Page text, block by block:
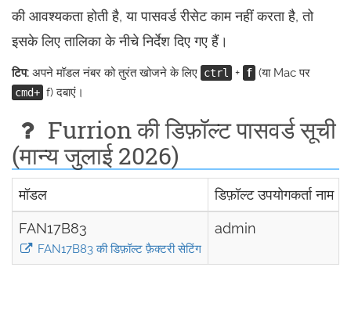
की आवश्यकता होती है, या पासवर्ड रीसेट काम नहीं करता है, तो
इसके लिए तालिका के नीचे निर्देश दिए गए हैं।
टिप: अपने मॉडल नंबर को तुरंत खोजने के लिए ctrl + f (या Mac पर
cmd+ f) दबाएं।
Furrion की डिफ़ॉल्ट पासवर्ड सूची
(मान्य जुलाई 2026)
मॉडल डिफ़ॉल्ट उपयोगकर्ता नाम
FAN17B83
FAN17B83 की डिफ़ॉल्ट फ़ैक्टरी सेटिंग
admin